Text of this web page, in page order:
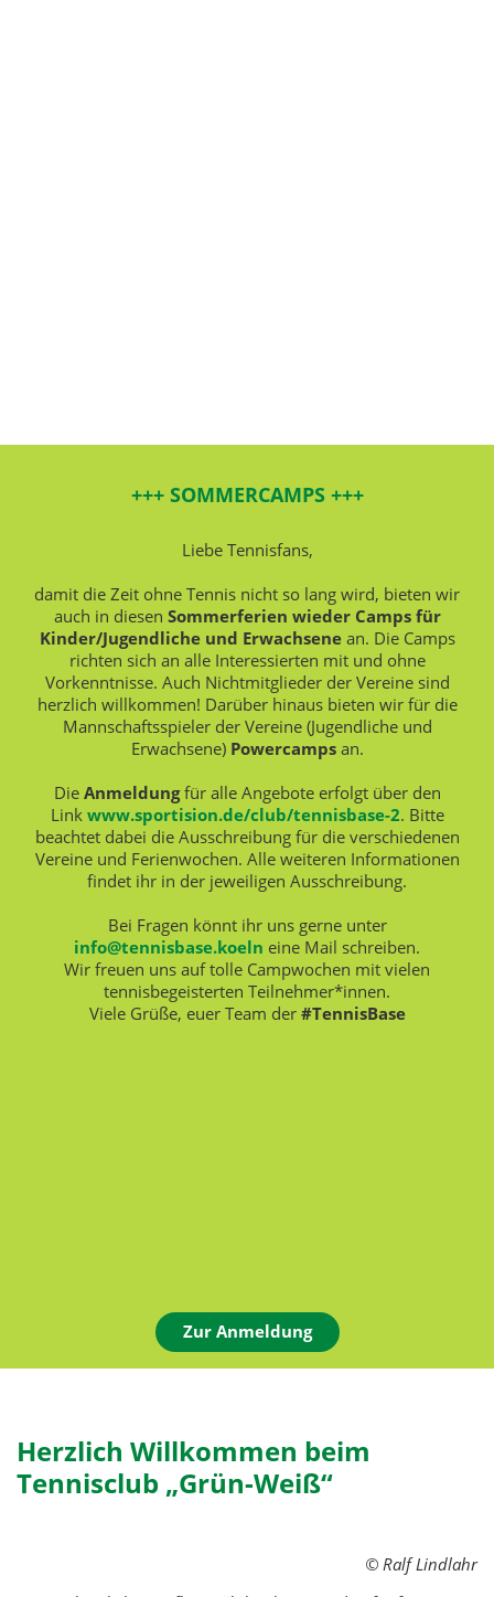
+++ SOMMERCAMPS +++
Liebe Tennisfans,
damit die Zeit ohne Tennis nicht so lang wird, bieten wir
auch in diesen Sommerferien wieder Camps für
Kinder/Jugendliche und Erwachsenean. Die Camps
richten sich an alle Interessierten mit und ohne
Vorkenntnisse. Auch Nichtmitglieder der Vereine sind
herzlich willkommen! Darüber hinaus bieten wir für die
Mannschaftsspieler der Vereine (Jugendliche und
Erwachsene) Powercampsan.
DieAnmeldungfür alle Angebote erfolgt über den
Linkwww.sportision.de/club/tennisbase-2. Bitte
beachtet dabei die Ausschreibung für die verschiedenen
Vereine und Ferienwochen. Alle weiteren Informationen
findet ihr in der jeweiligen Ausschreibung.
Bei Fragen könnt ihr uns gerne unter
info@tennisbase.koeln eine Mail schreiben.
Wir freuen uns auf tolle Campwochen mit vielen
tennisbegeisterten Teilnehmer*innen.
Viele Grüße, euer Team der#TennisBase
Zur Anmeldung
Herzlich Willkommen beim
Tennisclub „Grün-Weiß“
© Ralf Lindlahr